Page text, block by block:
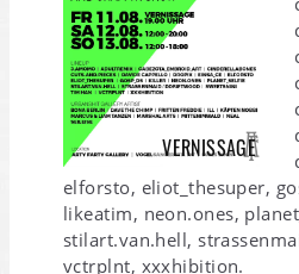
VERNISSAGE
elforsto, eliot_thesuper,
likeatim, neon.ones,
stilart.van.hell,
vctrplnt, xxxhibition.